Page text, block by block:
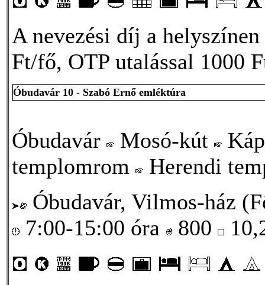
A nevezési díj a
Ft/fő, OTP utalással 1000
Óbudavár 10 - Szabó Ernő emléktúra
Óbudavár Mosó-kút
templomrom
Herendi
Óbudavár, Vilmos-ház
7:00-15:00 óra
800